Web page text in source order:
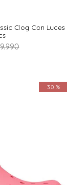
Clog Con Luces
.990
30 %